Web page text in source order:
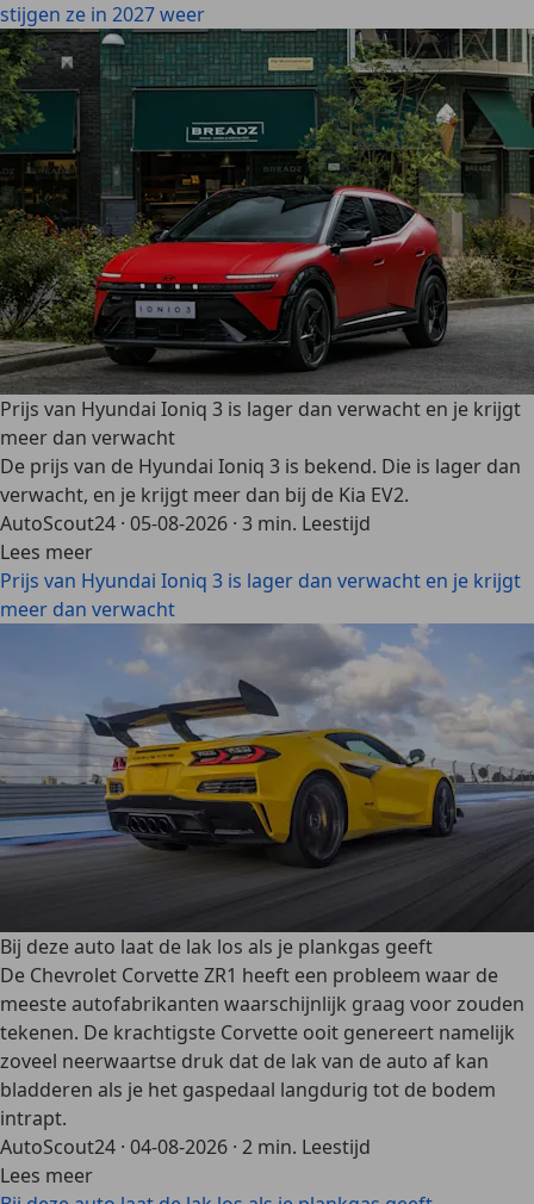
stijgen ze in 2027 weer
Prijs van Hyundai Ioniq 3 is lager dan verwacht en je krijgt
meer dan verwacht
De prijs van de Hyundai Ioniq 3 is bekend. Die is lager dan
verwacht, en je krijgt meer dan bij de Kia EV2.
AutoScout24 · 05-08-2026 · 3 min. Leestijd
Lees meer
Prijs van Hyundai Ioniq 3 is lager dan verwacht en je krijgt
meer dan verwacht
Bij deze auto laat de lak los als je plankgas geeft
De Chevrolet Corvette ZR1 heeft een probleem waar de
meeste autofabrikanten waarschijnlijk graag voor zouden
tekenen. De krachtigste Corvette ooit genereert namelijk
zoveel neerwaartse druk dat de lak van de auto af kan
bladderen als je het gaspedaal langdurig tot de bodem
intrapt.
AutoScout24 · 04-08-2026 · 2 min. Leestijd
Lees meer